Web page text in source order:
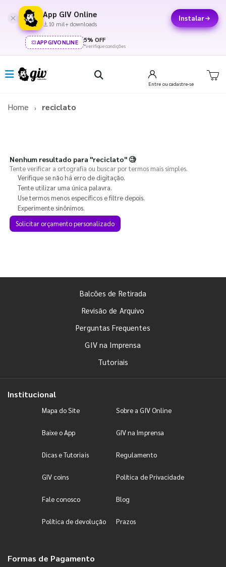
App GIV Online
10 mil+ downloads
Instalar
APPGIVONLINE 5% OFF
*verifique condições
Entre ou cadastre-se
Home reciclato
Nenhum resultado para "reciclato"🧐
Tente verificar a ortografia ou buscar por termos mais simples.
Verifique se não há erro de digitação.
Tente utilizar uma única palavra.
Use termos menos específicos e filtre depois.
Experimente sinônimos.
Solicitar orçamento personalizado
Balcões de Retirada
Revisão de Arquivo
Perguntas Frequentes
GIV na Imprensa
Tutoriais
Institucional
Mapa do Site Sobre a GIV Online
Baixe o App GIV na Imprensa
Dicas e Tutoriais Regulamento
GIV coins Política de Privacidade
Fale conosco Blog
Política de devolução Prazos
Formas de Pagamento